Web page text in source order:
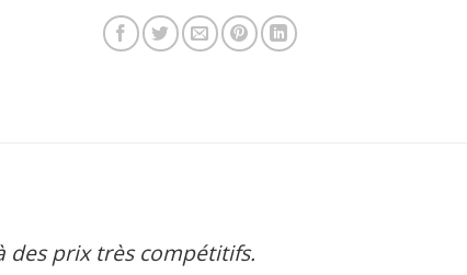
des prix très compétitifs.